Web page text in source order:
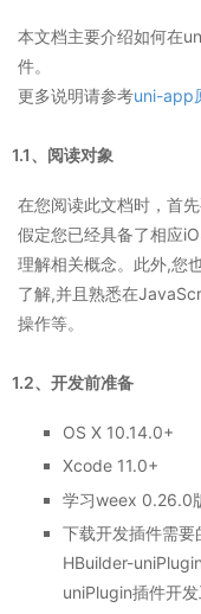
本文档主要介绍如何在
件。
更多说明请参考uni-app
1.1、阅读对象
在您阅读此文档时，首
假定您已经具备了相应
理解相关概念。此外,您
了解,并且熟悉在
操作等。
1.2、开发前准备
OS X 10.14.0+
Xcode 11.0+
学习weex 0.26.0
下载开发插件需要
HBuilder-
uniPlugin插件开发